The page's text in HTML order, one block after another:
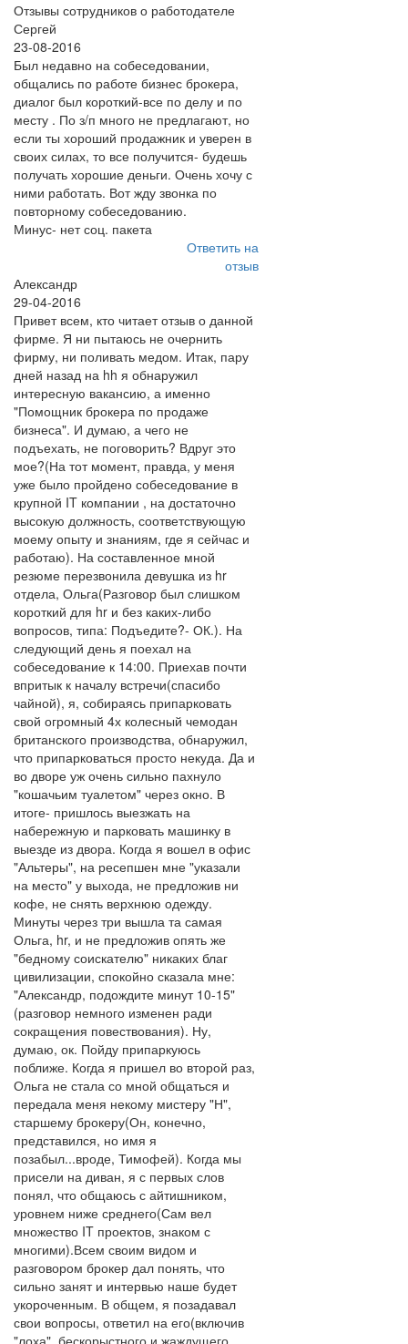
Отзывы сотрудников о работодателе
Сергей
23-08-2016
Был недавно на собеседовании,
общались по работе бизнес брокера,
диалог был короткий-все по делу и по
месту . По з/п много не предлагают, но
если ты хороший продажник и уверен в
своих силах, то все получится- будешь
получать хорошие деньги. Очень хочу с
ними работать. Вот жду звонка по
повторному собеседованию.
Минус- нет соц. пакета
Ответить на
отзыв
Александр
29-04-2016
Привет всем, кто читает отзыв о данной
фирме. Я ни пытаюсь не очернить
фирму, ни поливать медом. Итак, пару
дней назад на hh я обнаружил
интересную вакансию, а именно
"Помощник брокера по продаже
бизнеса". И думаю, а чего не
подъехать, не поговорить? Вдруг это
мое?(На тот момент, правда, у меня
уже было пройдено собеседование в
крупной IT компании , на достаточно
высокую должность, соответствующую
моему опыту и знаниям, где я сейчас и
работаю). На составленное мной
резюме перезвонила девушка из hr
отдела, Ольга(Разговор был слишком
короткий для hr и без каких-либо
вопросов, типа: Подъедите?- ОК.). На
следующий день я поехал на
собеседование к 14:00. Приехав почти
впритык к началу встречи(спасибо
чайной), я, собираясь припарковать
свой огромный 4х колесный чемодан
британского производства, обнаружил,
что припарковаться просто некуда. Да и
во дворе уж очень сильно пахнуло
"кошачьим туалетом" через окно. В
итоге- пришлось выезжать на
набережную и парковать машинку в
выезде из двора. Когда я вошел в офис
"Альтеры", на ресепшен мне "указали
на место" у выхода, не предложив ни
кофе, не снять верхнюю одежду.
Минуты через три вышла та самая
Ольга, hr, и не предложив опять же
"бедному соискателю" никаких благ
цивилизации, спокойно сказала мне:
"Александр, подождите минут 10-15"
(разговор немного изменен ради
сокращения повествования). Ну,
думаю, ок. Пойду припаркуюсь
поближе. Когда я пришел во второй раз,
Ольга не стала со мной общаться и
передала меня некому мистеру "Н",
старшему брокеру(Он, конечно,
представился, но имя я
позабыл...вроде, Тимофей). Когда мы
присели на диван, я с первых слов
понял, что общаюсь с айтишником,
уровнем ниже среднего(Сам вел
множество IT проектов, знаком с
многими).Всем своим видом и
разговором брокер дал понять, что
сильно занят и интервью наше будет
укороченным. В общем, я позадавал
свои вопросы, ответил на его(включив
"лоха", бескорыстного и жаждущего